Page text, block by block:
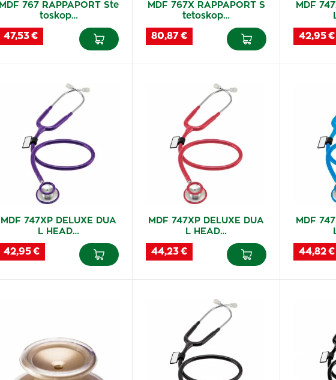
MDF 767 RAPPAPORT Ste
toskop…
47,53 €
MDF 767X RAPPAPORT S
tetoskop…
80,87 €
MDF
42,95 €
MDF 747XP DELUXE DUA
L HEAD…
42,95 €
MDF 747XP DELUXE DUA
L HEAD…
44,23 €
MDF
44,82 €